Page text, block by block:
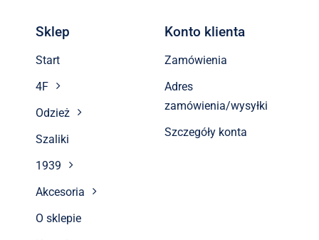
Sklep
Start
4F
Odzież
Szaliki
1939
Akcesoria
O sklepie
Konto klienta
Zamówienia
Adres
zamówienia/wysyłki
Szczegóły konta